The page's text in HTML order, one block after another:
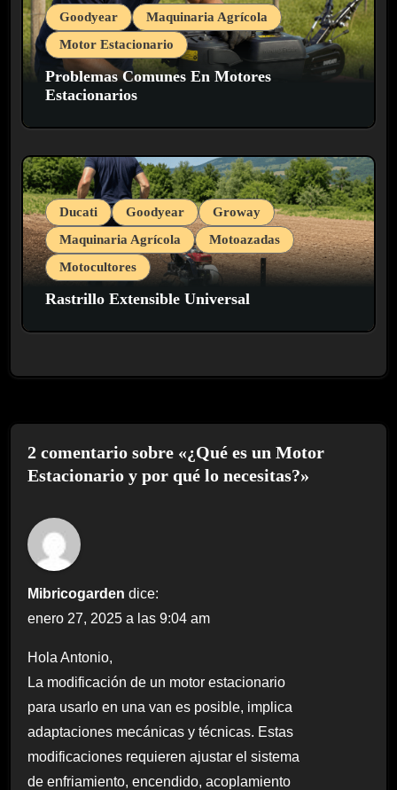
Goodyear
Maquinaria Agrícola
Motor Estacionario
Problemas Comunes En Motores
Estacionarios
Ducati Goodyear
Groway
Maquinaria Agrícola
Motoazadas
Motocultores
Rastrillo Extensible Universal
2 comentario sobre «¿Qué es un Motor
Estacionario y por qué lo necesitas?»
Mibricogarden dice:
enero 27, 2025 a las 9:04 am
Hola Antonio,
La modificación de un motor estacionario
para usarlo en una van es posible, implica
adaptaciones mecánicas y técnicas. Estas
modificaciones requieren ajustar el sistema
de enfriamiento, encendido, acoplamiento